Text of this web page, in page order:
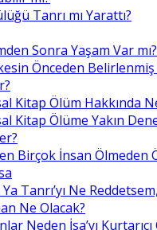
Tanrı mı Yarattı?
Sonra Yaşam Var mı?
Önceden
Kitap Ölüm Hakkında
Kitap Ölüme Yakın
Birçok İnsan Ölmeden
Tanrı’yı Ne
Ne Olacak?
Neden İsa’yı